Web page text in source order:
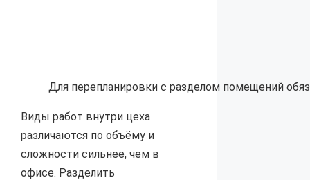
Для перепланировки с разделом помещений
Виды работ внутри цеха
различаются по объёму и
сложности сильнее, чем в
офисе. Разделить